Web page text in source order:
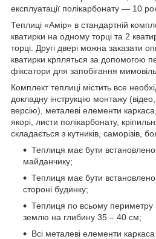
експлуатації полікарбонату — 10
Теплиці «Амір» в стандартній
кватирки на одному торці та 2
торці. Другі двері можна заказати
кватирки крпляться за допомогою
фіксатори для запобігання
Комплект теплиці містить все
докладну інструкцію монтажу
версію), металеві елементи
якорі, листи полікарбонату,
складається з кутників, саморізів,
Теплиця має бути
майданчику;
Теплиця має бути
стороні будинку;
Теплиця по всьому
землю на глибину 35 – 40 см;
Всі металеві елементи